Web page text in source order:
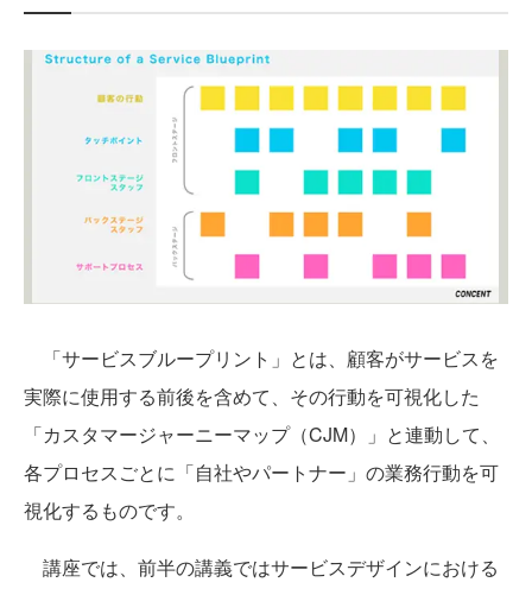
「サービスブループリント」とは、顧客がサービスを
実際に使用する前後を含めて、その行動を可視化した
「カスタマージャーニーマップ（CJM）」と連動して、
各プロセスごとに「自社やパートナー」の業務行動を可
視化するものです。
講座では、前半の講義ではサービスデザインにおける